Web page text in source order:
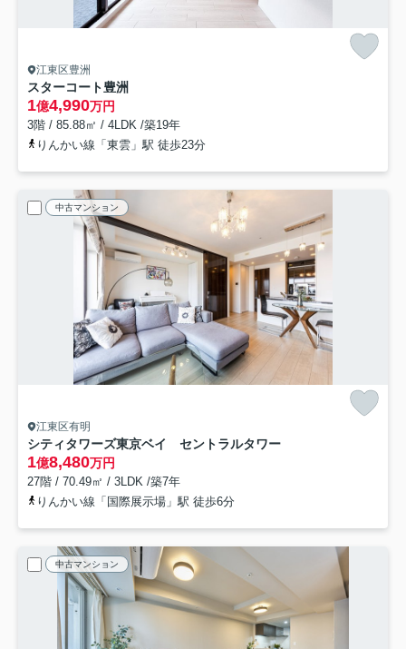
江東区豊洲
スターコート豊洲
1億4,990万円
3階 / 85.88㎡ / 4LDK /築19年
りんかい線「東雲」駅 徒歩23分
中古マンション
江東区有明
シティタワーズ東京ベイ セントラルタワー
1億8,480万円
27階 / 70.49㎡ / 3LDK /築7年
りんかい線「国際展示場」駅 徒歩6分
中古マンション